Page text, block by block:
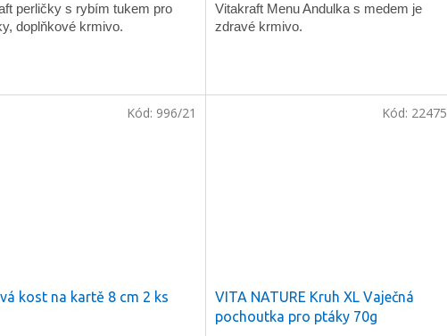
perličky s rybím tukem pro
doplňkové krmivo.
Vitakraft Menu Andulka s medem je
zdravé krmivo.
kost na kartě 8 cm 2 ks
Kód: 996/21
VITA NATURE Kruh XL Vaječná
pochoutka pro ptáky 70g
Kód: 22475